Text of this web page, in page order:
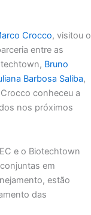
Crocco, visitou o
entre as
Bruno
Barbosa Saliba,
conheceu a
nos próximos
e o Biotechtown
em
estão
das